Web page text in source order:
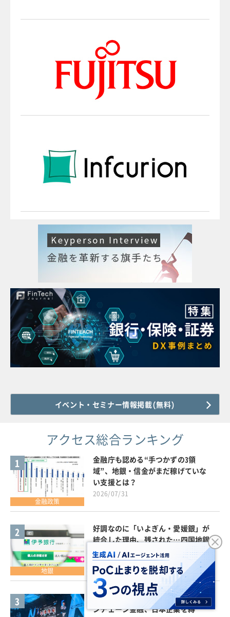
イベント・セミナー情報掲載(無料)
アクセス総合ランキング
1
金融政策
金融庁も認める“手つかずの3領
域”、地銀・信金がまだ稼げていな
い支援とは？
2026/07/31
2
地銀
好調なのに「いよぎん・愛媛銀」が
統合した理由、残された…四国地銀
サバイバル大解説
2026/08/05
3
WebX「3つの観察」から読み解くオ
ンチェーン金融、日本企業を縛